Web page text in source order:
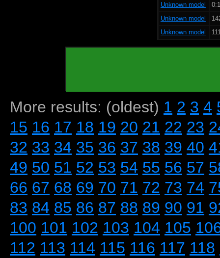
Unknown model
Unknown model
Unknown model
More results: (oldest) 1 2 3 4
15 16 17 18 19 20 21 22 23
32 33 34 35 36 37 38 39 40
49 50 51 52 53 54 55 56 57
66 67 68 69 70 71 72 73 74
83 84 85 86 87 88 89 90 91
100 101 102 103 104 105
112 113 114 115 116 117 118